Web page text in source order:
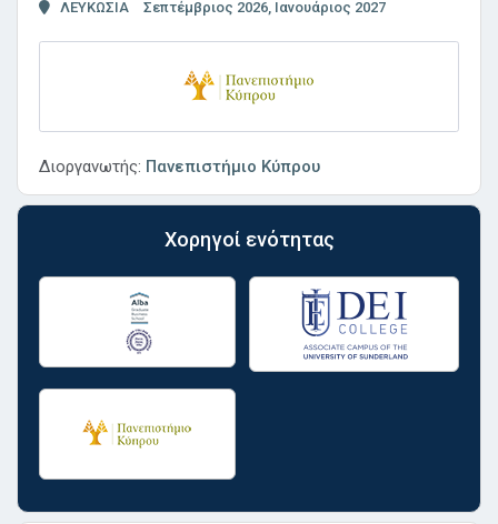
ΛΕΥΚΩΣΙΑ Σεπτέμβριος 2026, Ιανουάριος 2027
Διοργανωτής: Πανεπιστήμιο Κύπρου
Χορηγοί ενότητας